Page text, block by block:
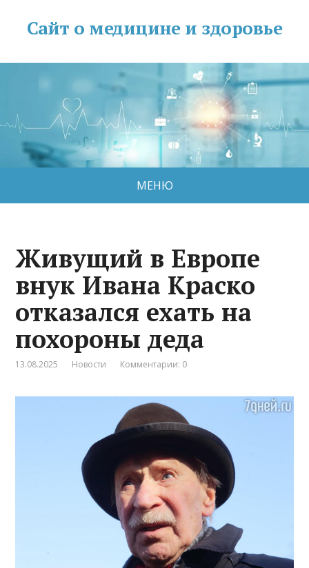
Сайт о медицине и здоровье
МЕНЮ
Живущий в Европе
внук Ивана Краско
отказался ехать на
похороны деда
13.08.2025 Новости Комментарии: 0